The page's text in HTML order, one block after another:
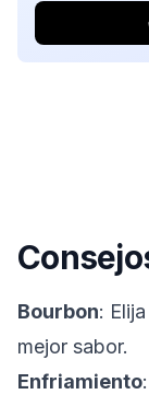
Bourbon:
mejor sabor.
Enfriamiento